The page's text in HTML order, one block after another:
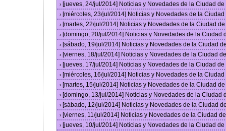
› [jueves, 24/jul/2014] Noticias y Novedades de la Ciudad
› [miércoles, 23/jul/2014] Noticias y Novedades de la
› [martes, 22/jul/2014] Noticias y Novedades de la Ciudad
› [domingo, 20/jul/2014] Noticias y Novedades de la Ciudad
› [sábado, 19/jul/2014] Noticias y Novedades de la Ciudad
› [viernes, 18/jul/2014] Noticias y Novedades de la Ciudad
› [jueves, 17/jul/2014] Noticias y Novedades de la Ciudad
› [miércoles, 16/jul/2014] Noticias y Novedades de la
› [martes, 15/jul/2014] Noticias y Novedades de la Ciudad
› [domingo, 13/jul/2014] Noticias y Novedades de la Ciudad
› [sábado, 12/jul/2014] Noticias y Novedades de la Ciudad
› [viernes, 11/jul/2014] Noticias y Novedades de la Ciudad
› [jueves, 10/jul/2014] Noticias y Novedades de la Ciudad